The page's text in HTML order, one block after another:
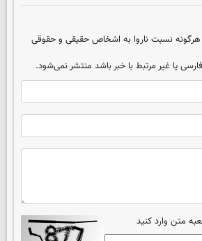
نسبت ناروا به اشخاص حقیقی و حقوقی
یا غیر مرتبط با خبر باشد منتشر نمی‌شود.
متن وارد کنید